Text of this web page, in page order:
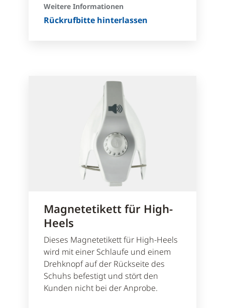
Weitere Informationen
Rückrufbitte hinterlassen
Magnetetikett für High-
Heels
Dieses Magnetetikett für High-Heels
wird mit einer Schlaufe und einem
Drehknopf auf der Rückseite des
Schuhs befestigt und stört den
Kunden nicht bei der Anprobe.